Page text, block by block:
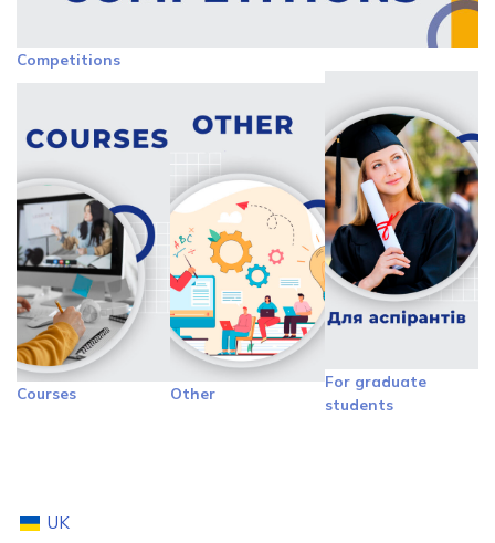
Competitions
Courses Other
For graduate
students
UK